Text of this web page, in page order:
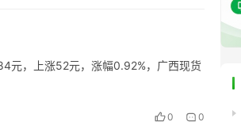
元，上涨52元，涨幅0.92%，广西现货
0 0